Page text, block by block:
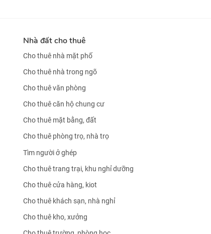
Nhà đất cho thuê
Cho thuê nhà mặt phố
Cho thuê nhà trong ngõ
Cho thuê văn phòng
Cho thuê căn hộ chung cư
Cho thuê mặt bằng, đất
Cho thuê phòng trọ, nhà trọ
Tìm người ở ghép
Cho thuê trang trại, khu nghỉ dưỡng
Cho thuê cửa hàng, kiot
Cho thuê khách sạn, nhà nghỉ
Cho thuê kho, xưởng